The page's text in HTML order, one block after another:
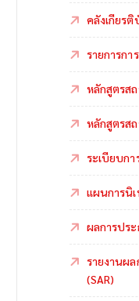
คลังเกียรติ
รายการก
หลักสูตรส
หลักสูตรส
ระเบียบก
แผนการนิ
ผลการปร
รายงานผ
(SAR)